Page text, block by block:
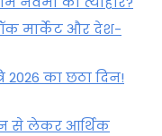
मार्केट और देश-
2026 का छठा दिन!
से लेकर आर्थिक